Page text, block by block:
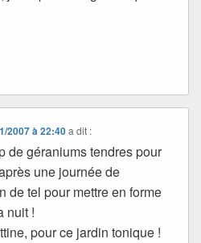
2007 à 22:40 a dit :
de géraniums tendres pour
une journée de
tel pour mettre en forme
nuit !
pour ce jardin tonique !